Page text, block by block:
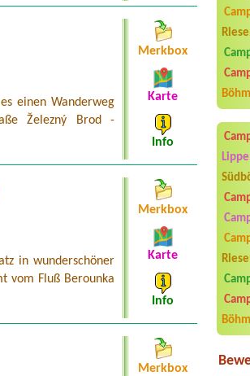
-
1x
Byli
einen Wanderweg
Železný Brod -
Merkbox
Karte
Info
in wunderschöner
vom Fluß Berounka
Merkbox
Karte
Info
Merkbox